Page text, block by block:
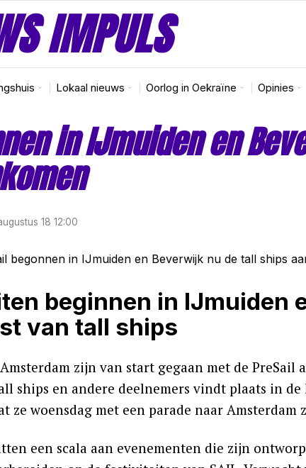
IMPULS
Lokaal nieuws Oorlog in Oekraïne Opinies
in IJmuiden en
18 12:00
beginnen in IJmuiden
van tall ships
zijn van start gegaan met de
ships en andere deelnemers vindt plaats in de
ze woensdag met een parade naar Amsterdam
een scala aan evenementen die zijn